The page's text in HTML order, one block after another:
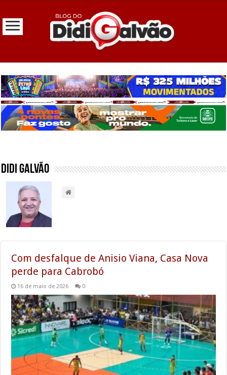
Didi Galvão
Com desfalque de Anisio Viana, Casa Nova
perde para Cabrobó
16 de maio de 2026 0